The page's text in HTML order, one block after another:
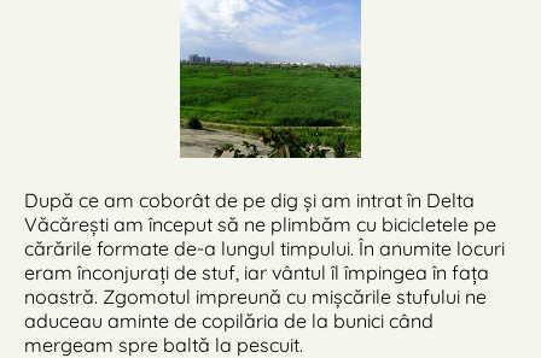
După ce am coborât de pe dig și am intrat în Delta
Văcărești am început să ne plimbăm cu bicicletele pe
cărările formate de-a lungul timpului. În anumite locuri
eram înconjurați de stuf, iar vântul îl împingea în fața
noastră. Zgomotul impreună cu mișcările stufului ne
aduceau aminte de copilăria de la bunici când
mergeam spre baltă la pescuit.